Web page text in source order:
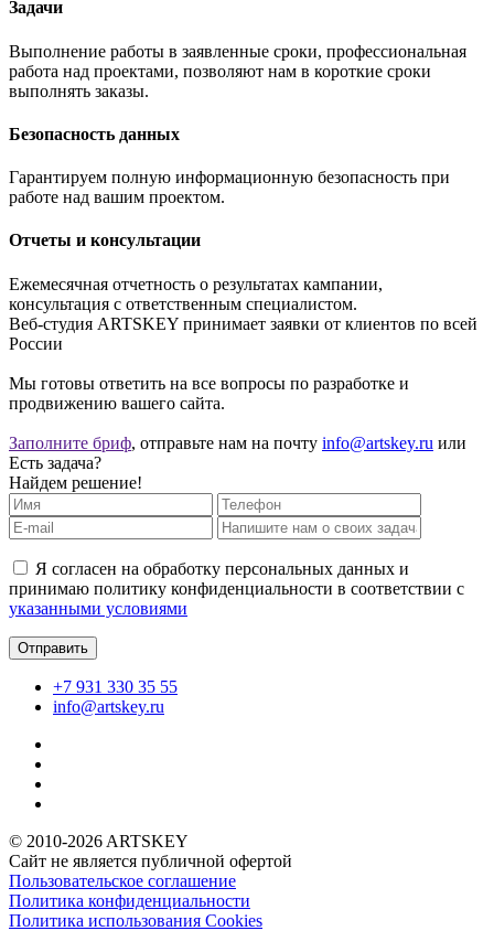
Задачи
Выполнение работы в заявленные сроки, профессиональная
работа над проектами, позволяют нам в короткие сроки
выполнять заказы.
Безопасность данных
Гарантируем полную информационную безопасность при
работе над вашим проектом.
Отчеты и консультации
Ежемесячная отчетность о результатах кампании,
консультация с ответственным специалистом.
Веб-студия ARTSKEY принимает заявки от клиентов по всей
России
Мы готовы ответить на все вопросы по разработке и
продвижению вашего сайта.
Заполните бриф, отправьте нам на почту info@artskey.ru или
Есть задача?
Найдем решение!
Я согласен на обработку персональных данных и
принимаю политику конфиденциальности в соответствии с
указанными условиями
+7 931 330 35 55
info@artskey.ru
© 2010-2026 ARTSKEY
Сайт не является публичной офертой
Пользовательское соглашение
Политика конфиденциальности
Политика использования Cookies